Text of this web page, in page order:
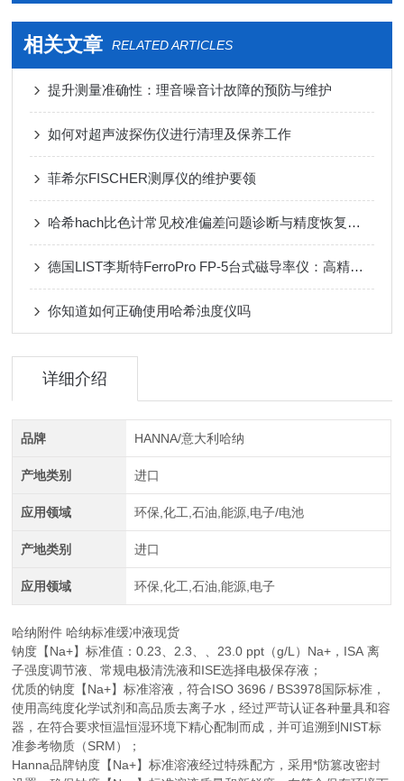
相关文章 RELATED ARTICLES
提升测量准确性：理音噪音计故障的预防与维护
如何对超声波探伤仪进行清理及保养工作
菲希尔FISCHER测厚仪的维护要领
哈希hach比色计常见校准偏差问题诊断与精度恢复技巧
德国LIST李斯特FerroPro FP-5台式磁导率仪：高精度检测，助力材料质量把控
你知道如何正确使用哈希浊度仪吗
详细介绍
品牌 HANNA/意大利哈纳
产地类别 进口
应用领域 环保,化工,石油,能源,电子/电池
产地类别 进口
应用领域 环保,化工,石油,能源,电子
哈纳附件 哈纳标准缓冲液现货
钠度【Na+】标准值：0.23、2.3、、23.0 ppt（g/L）Na+，ISA 离
子强度调节液、常规电极清洗液和ISE选择电极保存液；
优质的钠度【Na+】标准溶液，符合ISO 3696 / BS3978国际标准，
使用高纯度化学试剂和高品质去离子水，经过严苛认证各种量具和容
器，在符合要求恒温恒湿环境下精心配制而成，并可追溯到NIST标
准参考物质（SRM）；
Hanna品牌钠度【Na+】标准溶液经过特殊配方，采用*防篡改密封